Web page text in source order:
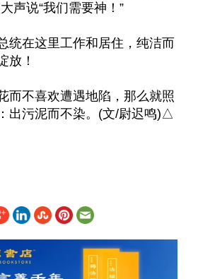
声说“我们需要神！”
统在这里工作和居住，纯洁而
放！
而不喜欢遭遇地陷，那么就照
出污泥而不染。(文/尉迟鸣)△